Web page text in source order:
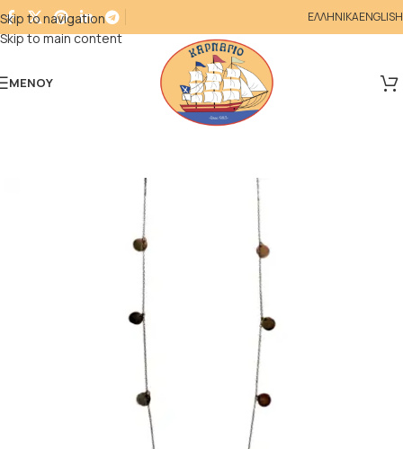
Skip to navigation
Skip to main content
ΕΛΛΗΝΙΚΑENGLISH
ΜΕΝΟΎ